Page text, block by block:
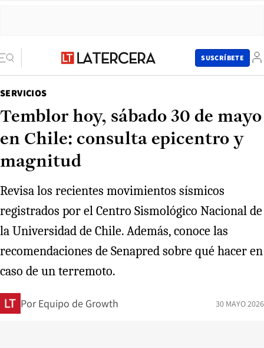
SUSCRÍBETE
SERVICIOS
Temblor hoy, sábado 30 de mayo
en Chile: consulta epicentro y
magnitud
Revisa los recientes movimientos sísmicos
registrados por el Centro Sismológico Nacional de
la Universidad de Chile. Además, conoce las
recomendaciones de Senapred sobre qué hacer en
caso de un terremoto.
Por Equipo de Growth 30 MAYO 2026